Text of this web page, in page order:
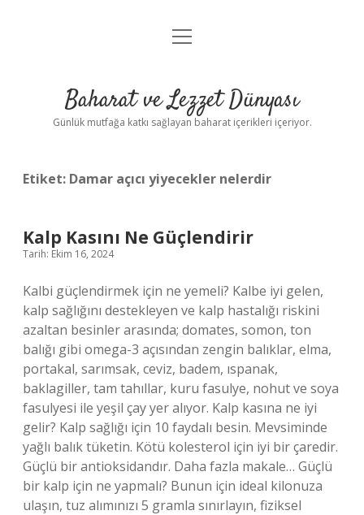
Anasayfa
Yasal Uyarı
menüyü
Baharat ve Lezzet Dünyası
Günlük mutfağa katkı sağlayan baharat içerikleri içeriyor.
Etiket: Damar açıcı yiyecekler nelerdir
Kalp Kasını Ne Güçlendirir
Tarih: Ekim 16, 2024
Kalbi güçlendirmek için ne yemeli? Kalbe iyi gelen,
kalp sağlığını destekleyen ve kalp hastalığı riskini
azaltan besinler arasında; domates, somon, ton
balığı gibi omega-3 açısından zengin balıklar, elma,
portakal, sarımsak, ceviz, badem, ıspanak,
baklagiller, tam tahıllar, kuru fasulye, nohut ve soya
fasulyesi ile yeşil çay yer alıyor. Kalp kasına ne iyi
gelir? Kalp sağlığı için 10 faydalı besin. Mevsiminde
yağlı balık tüketin. Kötü kolesterol için iyi bir çaredir.
Güçlü bir antioksidandır. Daha fazla makale… Güçlü
bir kalp için ne yapmalı? Bunun için ideal kilonuza
ulaşın, tuz alımınızı 5 gramla sınırlayın, fiziksel